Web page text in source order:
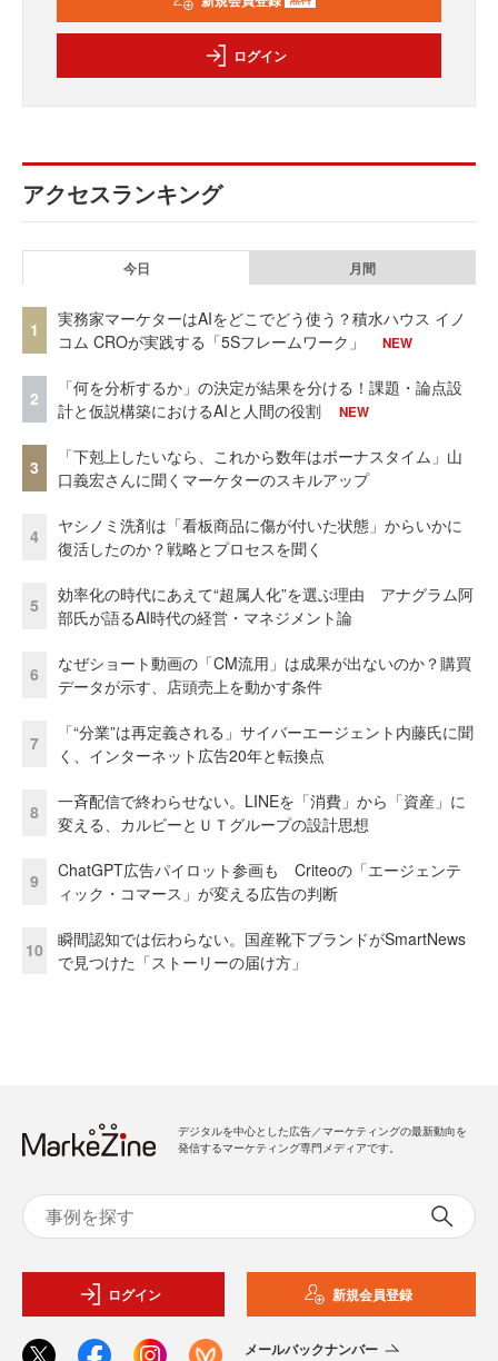
ログイン
アクセスランキング
今日 月間
1
実務家マーケターはAIをどこでどう使う？積水ハウス イノ
コム CROが実践する「5Sフレームワーク」
NEW
2
「何を分析するか」の決定が結果を分ける！課題・論点設
計と仮説構築におけるAIと人間の役割
NEW
3
「下剋上したいなら、これから数年はボーナスタイム」山
口義宏さんに聞くマーケターのスキルアップ
4
ヤシノミ洗剤は「看板商品に傷が付いた状態」からいかに
復活したのか？戦略とプロセスを聞く
5
効率化の時代にあえて“超属人化”を選ぶ理由 アナグラム阿
部氏が語るAI時代の経営・マネジメント論
6
なぜショート動画の「CM流用」は成果が出ないのか？購買
データが示す、店頭売上を動かす条件
7
「“分業”は再定義される」サイバーエージェント内藤氏に聞
く、インターネット広告20年と転換点
8
一斉配信で終わらせない。LINEを「消費」から「資産」に
変える、カルビーとＵＴグループの設計思想
9
ChatGPT広告パイロット参画も Criteoの「エージェンテ
ィック・コマース」が変える広告の判断
10
瞬間認知では伝わらない。国産靴下ブランドがSmartNews
で見つけた「ストーリーの届け方」
デジタルを中心とした広告／マーケティングの最新動向を
発信するマーケティング専門メディアです。
ログイン 新規会員登録
メールバックナンバー